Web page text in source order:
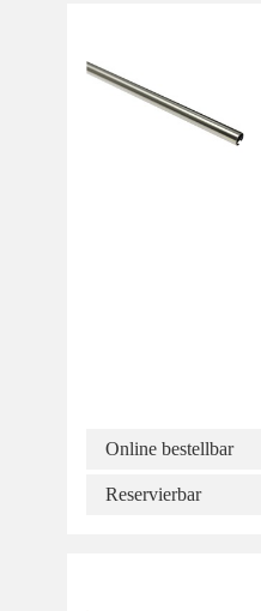
Online bestellbar
Reservierbar